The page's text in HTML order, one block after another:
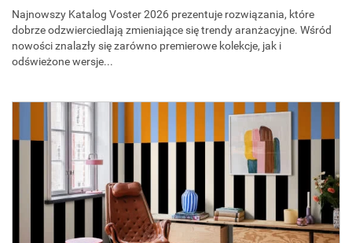
Najnowszy Katalog Voster 2026 prezentuje rozwiązania, które
dobrze odzwierciedlają zmieniające się trendy aranżacyjne. Wśród
nowości znalazły się zarówno premierowe kolekcje, jak i
odświeżone wersje...